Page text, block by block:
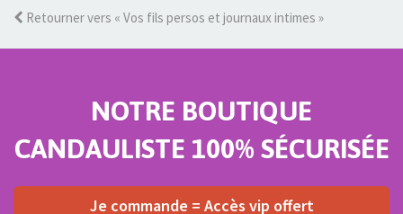
Retourner vers « Vos fils persos et journaux intimes »
NOTRE BOUTIQUE
CANDAULISTE 100% SÉCURISÉE
Je commande = Accès vip offert